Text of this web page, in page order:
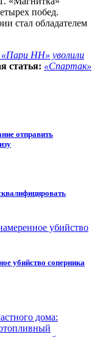
побед.
стал обладателем
«Пари НН» уволили
статья: «Спартак»
отправить
убийство соперника
дома: